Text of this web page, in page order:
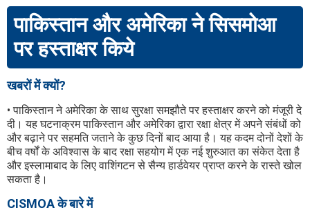
पाकिस्तान और अमेरिका ने सिसमोआ
पर हस्ताक्षर किये
खबरों में क्यों?
• पाकिस्तान ने अमेरिका के साथ सुरक्षा समझौते पर हस्ताक्षर करने को मंजूरी दे
दी। यह घटनाक्रम पाकिस्तान और अमेरिका द्वारा रक्षा क्षेत्र में अपने संबंधों को
और बढ़ाने पर सहमति जताने के कुछ दिनों बाद आया है। यह कदम दोनों देशों के
बीच वर्षों के अविश्वास के बाद रक्षा सहयोग में एक नई शुरुआत का संकेत देता है
और इस्लामाबाद के लिए वाशिंगटन से सैन्य हार्डवेयर प्राप्त करने के रास्ते खोल
सकता है।
CISMOA के बारे में